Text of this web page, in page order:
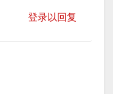
登录以回复